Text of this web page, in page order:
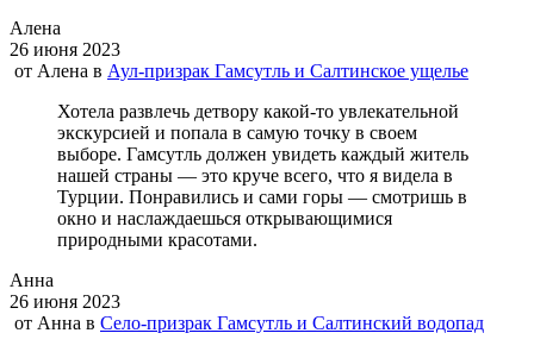
Алена
26 июня 2023
от Алена в Аул-призрак Гамсутль и Салтинское ущелье
Хотела развлечь детвору какой-то увлекательной
экскурсией и попала в самую точку в своем
выборе. Гамсутль должен увидеть каждый житель
нашей страны — это круче всего, что я видела в
Турции. Понравились и сами горы — смотришь в
окно и наслаждаешься открывающимися
природными красотами.
Анна
26 июня 2023
от Анна в Село-призрак Гамсутль и Салтинский водопад